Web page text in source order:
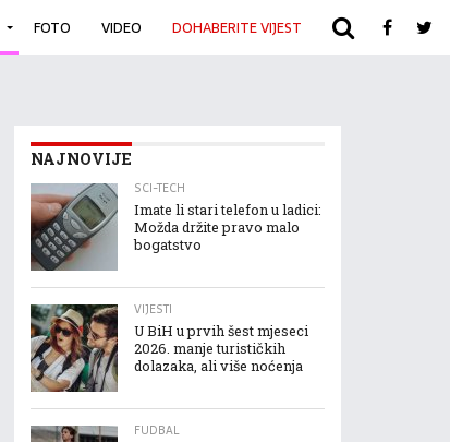
FOTO VIDEO DOHABERITE VIJEST ARHIVA
NAJNOVIJE
SCI-TECH
Imate li stari telefon u ladici:
Možda držite pravo malo
bogatstvo
VIJESTI
U BiH u prvih šest mjeseci
2026. manje turističkih
dolazaka, ali više noćenja
FUDBAL